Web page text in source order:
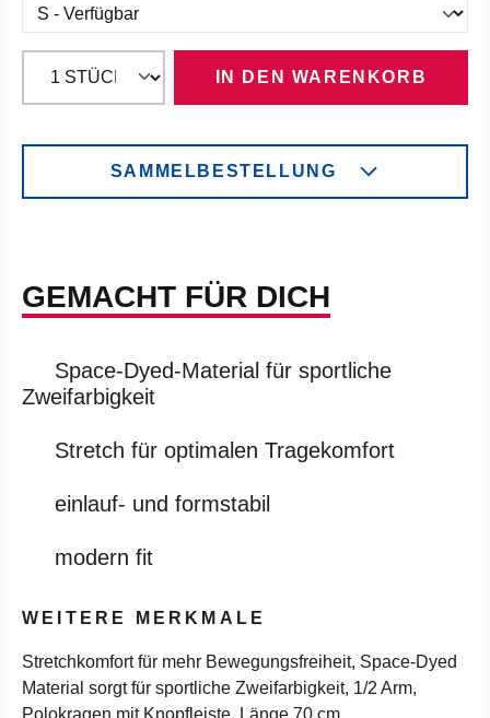
IN DEN WARENKORB
SAMMELBESTELLUNG
GEMACHT FÜR DICH
Space-Dyed-Material für sportliche
Zweifarbigkeit
Stretch für optimalen Tragekomfort
einlauf- und formstabil
modern fit
WEITERE MERKMALE
Stretchkomfort für mehr Bewegungsfreiheit, Space-Dyed
Material sorgt für sportliche Zweifarbigkeit, 1/2 Arm,
Polokragen mit Knopfleiste, Länge 70 cm